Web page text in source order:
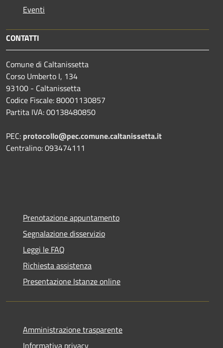
Eventi
CONTATTI
Comune di Caltanissetta
Corso Umberto I, 134
93100 - Caltanissetta
Codice Fiscale: 80001130857
Partita IVA: 00138480850
PEC: protocollo@pec.comune.caltanissetta.it
Centralino: 093474111
Prenotazione appuntamento
Segnalazione disservizio
Leggi le FAQ
Richiesta assistenza
Presentazione Istanze online
Amministrazione trasparente
Informativa privacy